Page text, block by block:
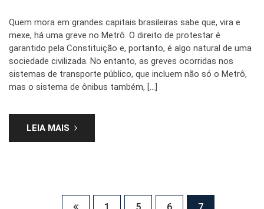
Quem mora em grandes capitais brasileiras sabe que, vira e
mexe, há uma greve no Metrô. O direito de protestar é
garantido pela Constituição e, portanto, é algo natural de uma
sociedade civilizada. No entanto, as greves ocorridas nos
sistemas de transporte público, que incluem não só o Metrô,
mas o sistema de ônibus também, […]
LEIA MAIS
1 5 6 7